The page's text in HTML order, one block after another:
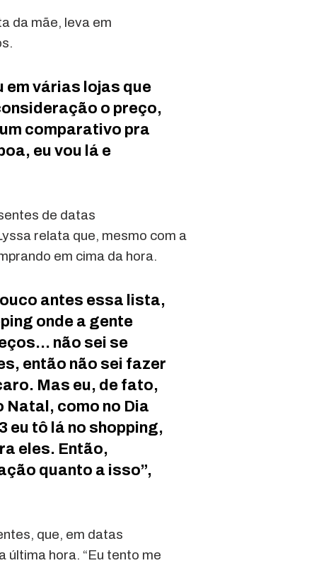
da mãe, leva em
em várias lojas que
o preço,
comparativo pra
eu vou lá e
de datas
relata que, mesmo com a
em cima da hora.
antes essa lista,
onde a gente
não sei se
então não sei fazer
Mas eu, de fato,
Natal, como no Dia
eu tô lá no shopping,
eles. Então,
quanto a isso”,
que, em datas
hora. “Eu tento me